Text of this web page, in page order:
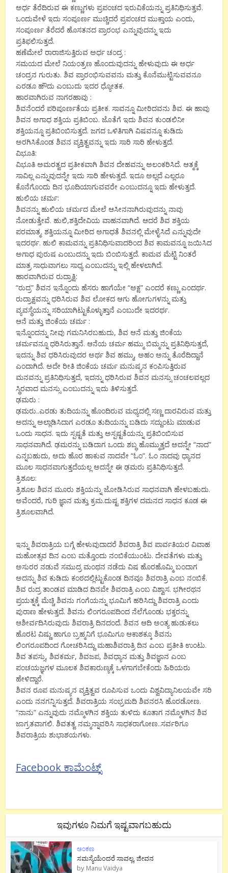
ಅರ್ಧ ತೆರೆದಿರುವ ಈ ಕಣ್ಣುಗಳು ಪ್ರಪಂಚದ ಇರುವಿಕೆಯನ್ನು ಪ್ರತಿನಿಧಿಸುತ್ತವೆ.
ಒಂದುವೇಳೆ ಇದು ಸಂಪೂರ್ಣ ಮುಚ್ಚಿದರೆ ಪ್ರಪಂಚದ ಮುಕ್ತಾಯ ಎಂದು,
ಸಂಪೂರ್ಣ ತೆರೆದರೆ ಹೊಸತನದ ಪ್ರಾರಂಭ ಎನ್ನುವುದನ್ನು ಇದು
ಪ್ರತಿಫಲಿಸುತ್ತದೆ.
ಹಣೆಮೇಲೆ ರಾರಾಜಿಸುತ್ತಿರುವ ಅರ್ಧ ಚಂದ್ರ :
ಸಮಯದ ಮೇಲೆ ನಿಯಂತ್ರಣ ಹೊಂದುವುದನ್ನು ಹೇಳುವುದು ಈ ಅರ್ಧ
ಚಂದ್ರನ ಗುರುತು. ಶಿವ ಪ್ರಾರಂಭಿಸುವವನು ಮತ್ತು ಕೊನೆಮುಟ್ಟಿಸುವವನೂ
ಎರಡೂ ಹೌದು ಎಂಬುದು ಇದರ ಧ್ಯೋತಕ.
ಹಾರವಾಗಿರುವ ನಾಗರಹಾವು :
ಶಿವನೆಂದರೆ ಪರಿಪೂರ್ಣತೆಯ ಪ್ರತೀಕ. ಸಾವನ್ನೂ ಮೀರಿದವನು ಶಿವ. ಈ ಹಾವು
ಶಿವನ ಅಗಾಧ ಶಕ್ತಿಯ ಪ್ರತಿಬಿಂಬ. ಜೊತೆಗೆ ಇದು ಶಿವನ ಕುಂಡಲಿನೀ
ಶಕ್ತಿಯನ್ನೂ ಪ್ರತಿಬಿಂಬಿಸುತ್ತದೆ. ಜಗದ ಒಳಿತಿಗಾಗಿ ವಿಷವನ್ನೂ ಕುಡಿದು
ಅರಗಿಸಿಕೊಂಡ ಶಿವನ ವ್ಯಕ್ತಿತ್ವವನ್ನು ಇದು ಸಾರಿ ಸಾರಿ ಹೇಳುತ್ತದೆ.
ವಿಭೂತಿ:
ವಿಭೂತಿ ಅಮರತ್ವದ ಪ್ರತೀಕವಾಗಿ ಶಿವನ ದೇಹವನ್ನು ಅಲಂಕರಿಸಿದೆ. ಆತ್ಮಕ್ಕೆ
ಸಾವಿಲ್ಲ ಎನ್ನುವುದನ್ನೇ ಇದು ಸಾರಿ ಹೇಳುತ್ತದೆ. ಇದೂ ಅಲ್ಲದೆ ಎಲ್ಲರೂ
ಕೊನೆಗೊಂದು ದಿನ ಭೂದಿಯಾಗುವವರೇ ಎಂಬುದನ್ನೂ ಇದು ಹೇಳುತ್ತದೆ.
ಹುಲಿಯ ಚರ್ಮ:
ಶಿವನನ್ನು ಹುಲಿಯ ಚರ್ಮದ ಮೇಲೆ ಆಸೀನನಾಗಿರುವುದನ್ನು ನಾವು
ನೋಡುತ್ತೇವೆ. ಹುಲಿ,ಶಕ್ತಿದೇವಿಯ ವಾಹನವಾಗಿದೆ. ಆದರೆ ಶಿವ ಶಕ್ತಿಯ
ಪರಮಾತ್ಮ. ಶಕ್ತಿಯನ್ನೂ ಮೀರಿದ ಅಗಾಧತೆ ಶಿವನಲ್ಲಿ ಮೇಳೈಸಿದೆ ಎನ್ನುವುದೇ
ಇದರರ್ಥ. ಹುಲಿ ಕಾಮವನ್ನು ಪ್ರತಿನಿಧಿಸುವಾದರಿಂದ ಶಿವ ಕಾಮವನ್ನೂ ಜಯಿಸಿದ
ಅಗಾಧ ಪುರುಷ ಎಂಬುದನ್ನು ಇದು ಬಿಂಬಿಸುತ್ತದೆ. ಕಾಮವ ಮೆಟ್ಟಿ ನಿಂತರೆ
ಮಾತ್ರ ಸಾಧುವಾಗಲು ಸಾಧ್ಯ ಎಂಬುದನ್ನು ಇಲ್ಲಿ ಹೇಳಲಾಗಿದೆ.
ಹಾರವಾಗಿರುವ ರುದ್ರಾಕ್ಷಿ:
“ರುದ್ರ” ಶಿವನ ಇನ್ನೊಂದು ಹೆಸರು ಹಾಗೆಯೇ “ಅಕ್ಷ” ಎಂದರೆ ಕಣ್ಣು ಎಂದರ್ಥ.
ರುದ್ರಾಕ್ಷವನ್ನು ಧರಿಸಿರುವ ಶಿವ ಲೋಕದ ಆಗು ಹೋಗುಗಳನ್ನು ಮತ್ತು
ವ್ಯವಸ್ಥೆಯನ್ನು ಸರಿಯಾಗಿಟ್ಟುಕೊಳ್ಳುತ್ತಾನೆ ಎಂಬುದೇ ಇದರರ್ಥ.
ಆನೆ ಮತ್ತು ಜಿಂಕೆಯ ಚರ್ಮ :
ಇನ್ನೊಂದನ್ನು ನೀವು ಗಮನಿಸಿರಬಹುದು, ಶಿವ ಆನೆ ಮತ್ತು ಜಿಂಕೆಯ
ಚರ್ಮವನ್ನೂ ಧರಿಸಿರುತ್ತಾನೆ. ಆನೆಯ ಚರ್ಮ ಹಮ್ಮು ಬಿಮ್ಮನ್ನು ಪ್ರತಿನಿಧಿಸುತ್ತದೆ,
ಇದನ್ನು ಶಿವ ಧರಿಸಿರುವುದರ ಅರ್ಥ ಶಿವ ಹಮ್ಮು, ಅಹಂ ಅನ್ನು ತೊರೆದಿದ್ದಾನೆ
ಎಂದಾಗಿದೆ. ಅದೇ ರೀತಿ ಜಿಂಕೆಯ ಚರ್ಮ ಮನುಷ್ಯನ ಕಂಪಿಸುತ್ತಿರುವ
ಮನವನ್ನು ಪ್ರತಿನಿಧಿಸುತ್ತದೆ, ಇದನ್ನು ಧರಿಸಿರುವ ಶಿವನ ಮನಸ್ಸು ಚಂಚಲವಲ್ಲದ
ಸ್ಥಿರವಾದ ಮನಸ್ಸು ಎಂಬುದನ್ನು ಇದು ತಿಳಿಸುತ್ತದೆ.
ಢಮರು :
ಢಮರು..ಎರಡು ತುದಿಯನ್ನು ಹೊಂದಿರುವ ಮಧ್ಯದಲ್ಲಿ ಸಣ್ಣ ದಾರವಿರುವ ಮತ್ತು
ಅದನ್ನು ಅಲ್ಲಾಡಿಸಿದಾಗ ಎರಡೂ ತುದಿಯನ್ನು ಬಡಿದು ಸದ್ದುಂಟು ಮಾಡುವ
ಒಂದು ಸಾಧನ. ಇದು ಸ್ಪಷ್ಟತೆ ಮತ್ತು ಅಸ್ಪಷ್ಟತೆಯನ್ನು ಪ್ರತಿಬಿಂಬಿಸುವ
ಸಾಧನವಾಗಿದೆ. ಢಮರನ್ನು ಬಡಿದಾಗ ಒಂದು ಶಬ್ಧ ಹೊಮ್ಮುತ್ತದೆ ಅದನ್ನೇ “ನಾದ”
ಎನ್ನಬಹುದು, ಅದು ಹೊರ ಹಾಕುವ ನಾದವೇ “ಓಂ”. ಓಂ ನಾದವು ಧ್ಯಾನದ
ಮೂಲ ಸಾಧನವಾಗುತ್ತದೆಯಲ್ಲ ಅದನ್ನೇ ಈ ಢಮರು ಪ್ರತಿನಿಧಿಸುತ್ತದೆ.
ತ್ರಿಶೂಲ:
ತ್ರಿಶೂಲ ಶಿವನ ಮೂರು ಶಕ್ತಿಯನ್ನು ಜೋಡಿಸಿರುವ ಸಾಧನವಾಗಿ ಹೇಳಬಹುದು.
ಅವೆಂದರೆ, ಗುರಿ ಜ್ಞಾನ ಮತ್ತು ಕ್ರಮ.ದುಷ್ಟ ಶಕ್ತಿಗಳ ದಮನದ ಸಾಧನ ಕೂಡ ಈ
ತ್ರಿಶೂಲವಾಗಿದೆ.
ಇನ್ನು ಶಿವರಾತ್ರಿಯ ಬಗ್ಗೆ ಹೇಳುವುದಾದರೆ ಶಿವರಾತ್ರಿ ಶಿವ ಪಾರ್ವತಿಯರ ವಿವಾಹ
ಮಹೋತ್ಸವ ದಿನ ಎಂಬ ಮತ್ತೊಂದು ನಂಬಿಕೆಯುಂಟು. ದೇವತೆಗಳು ಮತ್ತು
ಅಸುರರ ನಡುವೆ ಸಮುದ್ರ ಮಂಥನ ನಡೆದು ವಿಷ ಹೊರಹೊಮ್ಮಿ ಬಂದಾಗ
ಅದನ್ನು ಶಿವ ಕುಡಿದು ಕಂಠದಲ್ಲಿಟ್ಟುಕೊಂಡ ದಿನವೂ ಶಿವರಾತ್ರಿ ಎಂಬ ನಂಬಿಕೆ.
ಶಿವ ರುದ್ರ ತಾಂಡವ ಮಾಡಿದ ದಿನವೇ ಶಿವರಾತ್ರಿ ಎಂಬ ವಿಶ್ವಾಸ. ಭಗೀರಥನ
ಪ್ರಯತ್ನಕ್ಕೆ ಮೆಚ್ಚಿ ಶಿವನು ಗಂಗೆಯನ್ನು ಭೂಮಿಗೆ ಹರಿಸಿದ್ದು ಶಿವರಾತ್ರಿ ಎಂದು
ಪುರಾಣ ಹೇಳುತ್ತದೆ. ಶಿವನು ಲಿಂಗರೂಪದಿಂದ ನೆಲೆಗೊಂಡು ಭಕ್ತರನ್ನು
ಆಶೀರ್ವದಿಸಿರುವುದು ಶಿವರಾತ್ರಿ ದಿನದಂದೆ. ಶಿವನ ಆದಿ ಅಂತ್ಯ ಹುಡುಕಲು
ಹೊರಟ ವಿಷ್ಣು ಹಾಗೂ ಬ್ರಹ್ಮನಿಗೆ ಭೂಮಿಗೂ ಆಕಾಶಕ್ಕೂ ಶಿವನು
ಲಿಂಗರೂಪದಿಂದ ಗೋಚರಿಸಿದ್ದು ಮಹಾಶಿವರಾತ್ರಿ ದಿನ ಎಂಬ ಪ್ರತೀತಿ ಉಂಟು.
ಶಿವ ತಪಸ್ಸು, ಶಿವಕರ್ಮ, ಶಿವಜಪ, ಶಿವಧ್ಯಾನ ಮತ್ತು ಶಿವಜ್ಞಾನ ಎಂಬ
ಪಂಚಯಜ್ಞಗಳ ಮೂಲಕ ಶಿವಕಾರುಣ್ಯಕ್ಕೆ ಒಳಗಾಗಬೇಕೆಂದು ಹಿರಿಯರು
ಹೇಳಿದ್ದಾರೆ.
ಶಿವನ ರೂಪ ಮನುಷ್ಯನ ವ್ಯಕ್ತಿತ್ವವ ರೂಪಿಸುವ ಒಂದು ವಿಶ್ವವಿದ್ಯಾನಿಲಯವೇ ಸರಿ
ಎಂದು ನನಗನ್ನಿಸುತ್ತದೆ. ಶಿವರಾತ್ರಿಯ ಸಂಭ್ರಮದಿ ಶಿವನರಸಿ ಹೊರಡೋಣ.
“ನಾನು” ಎನ್ನುವುದು ನಮ್ಮೊಳಗಿನ ಶಕ್ತಿಯ ತುಳಿದು ಕೂತಾಗ ನಮ್ಮೊಳಗಿನ ಶಿವ
ಜಾಗ್ರತವಾಗಲಿ. ಶಿವತತ್ವ ನಮ್ಮನ್ನಾವರಿಸಿ ಸಾಧಕರಾಗೋಣ..ಸರ್ವರಿಗೂ
ಶಿವರಾತ್ರಿಯ ಶುಭಾಶಯಗಳು.
Facebook ಕಾಮೆಂಟ್ಸ್
ಇವುಗಳೂ ನಿಮಗೆ ಇಷ್ಟವಾಗಬಹುದು
ಅಂಕಣ
ಸಮಸ್ಯೆಯೆಂದರೆ ಸಾವಲ್ಲ, ಜೀವನ
by Manu Vaidya